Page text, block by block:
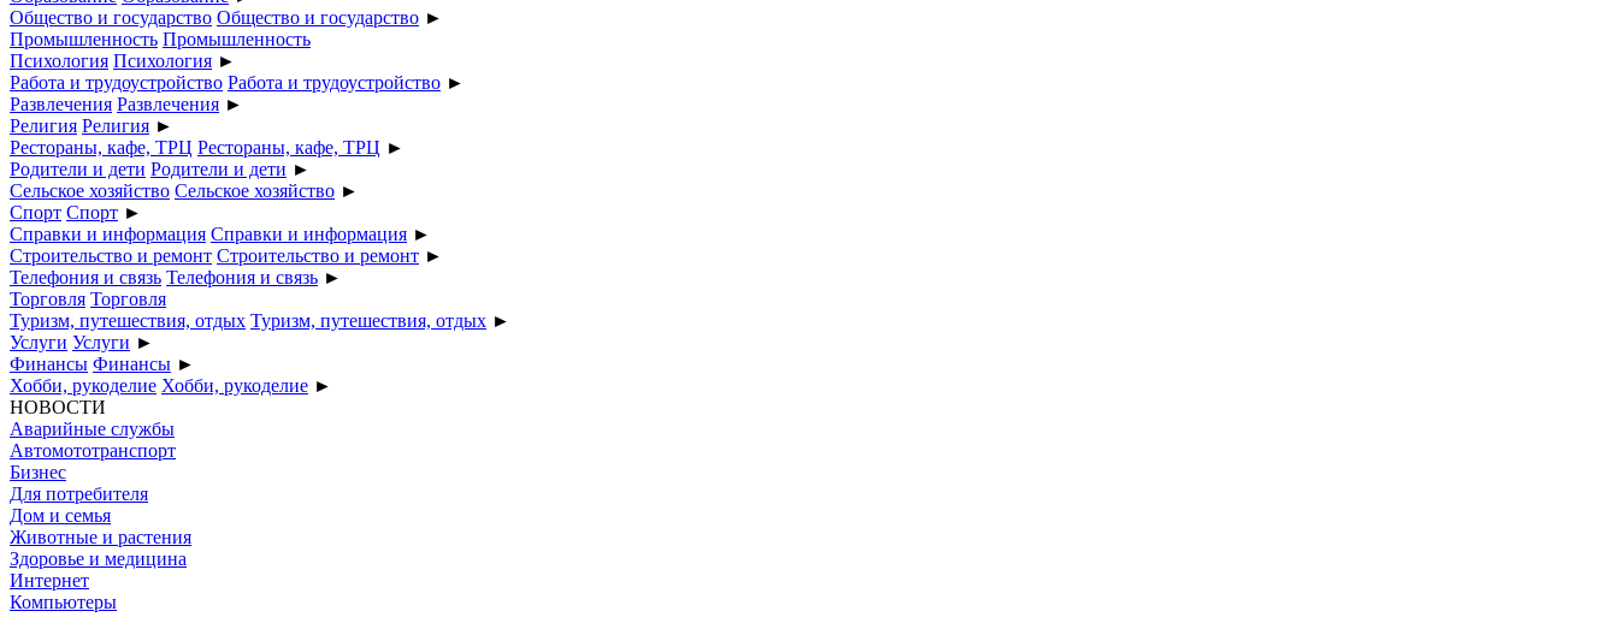
Общество и государство Общество и государство ►
Промышленность Промышленность
Психология Психология ►
Работа и трудоустройство Работа и трудоустройство ►
Развлечения Развлечения ►
Религия Религия ►
Рестораны, кафе, ТРЦ Рестораны, кафе, ТРЦ ►
Родители и дети Родители и дети ►
Сельское хозяйство Сельское хозяйство ►
Спорт Спорт ►
Справки и информация Справки и информация ►
Строительство и ремонт Строительство и ремонт ►
Телефония и связь Телефония и связь ►
Торговля Торговля
Туризм, путешествия, отдых Туризм, путешествия, отдых ►
Услуги Услуги ►
Финансы Финансы ►
Хобби, рукоделие Хобби, рукоделие ►
НОВОСТИ
Аварийные службы
Автомототранспорт
Бизнес
Для потребителя
Дом и семья
Животные и растения
Здоровье и медицина
Интернет
Компьютеры